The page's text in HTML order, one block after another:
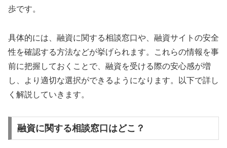
歩です。
具体的には、融資に関する相談窓口や、融資サイトの安全
性を確認する方法などが挙げられます。これらの情報を事
前に把握しておくことで、融資を受ける際の安心感が増
し、より適切な選択ができるようになります。以下で詳し
く解説していきます。
融資に関する相談窓口はどこ？